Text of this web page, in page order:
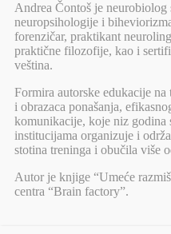
Andrea Čontoš je
neuropsihologije i
forenzičar, praktikant
praktične filozofije, kao i
veština.
Formira autorske edukacije na
i obrazaca ponašanja,
komunikacije, koje niz godina
institucijama organizuje i
stotina treninga i obučila više
Autor je knjige “Umeće
centra “Brain factory”.